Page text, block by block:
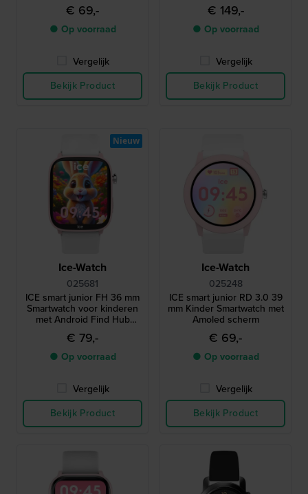
€ 69,-
● Op voorraad
Vergelijk
Bekijk Product
€ 149,-
● Op voorraad
Vergelijk
Bekijk Product
Ice-Watch
025681
ICE smart junior FH 36 mm
Smartwatch voor kinderen
met Android Find Hub
geolocatie functionaliteit
€ 79,-
● Op voorraad
Vergelijk
Bekijk Product
Nieuw
Ice-Watch
025248
ICE smart junior RD 3.0 39
mm Kinder Smartwatch met
Amoled scherm
€ 69,-
● Op voorraad
Vergelijk
Bekijk Product